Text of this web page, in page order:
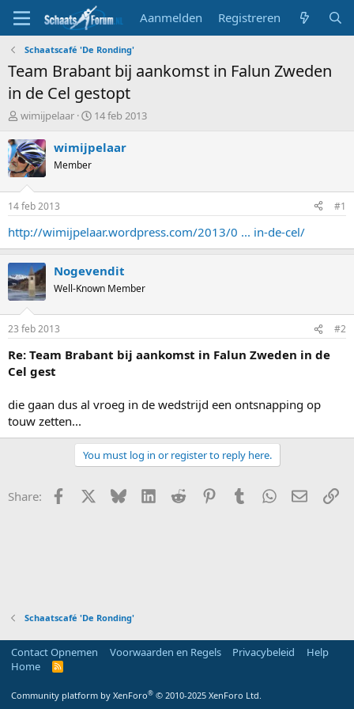
Aanmelden Registreren
Schaatscafé 'De Ronding'
Team Brabant bij aankomst in Falun Zweden
in de Cel gestopt
T
p
i
c
s
t
a
r
r
wimijpelaar
S
a
t
u
14 feb 2013
wimijpelaar
Member
14 feb 2013 #1
http://wimijpelaar.wordpress.com/2013/0 ... in-de-cel/
Nogevendit
Well-Known Member
23 feb 2013 #2
Re: Team Brabant bij aankomst in Falun Zweden in de
Cel gest
die gaan dus al vroeg in de wedstrijd een ontsnapping op
touw zetten...
You must log in or register to reply here.
Share: Facebook Bluesky LinkedInReddit PinterestTumblrWhatsApp
E-mail
Schaatscafé 'De Ronding'
Contact Opnemen Voorwaarden en Regels Privacybeleid
Help
Home
R
Community platform by XenForo® © 2010-2025 XenForo Ltd.